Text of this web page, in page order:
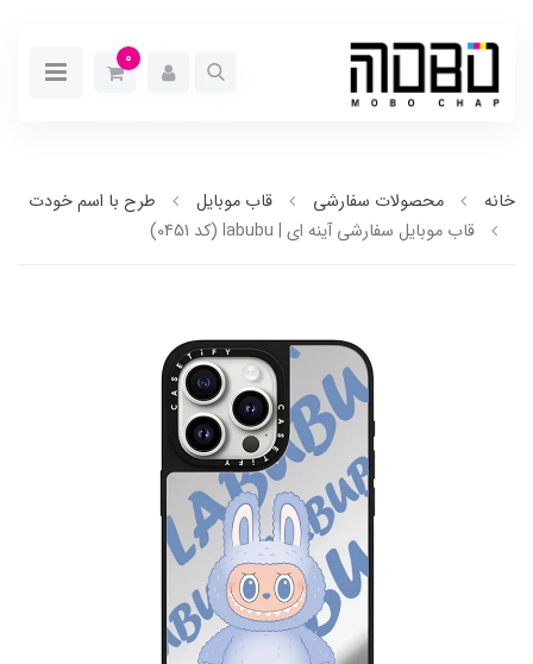
0
خانه محصولات سفارشی قاب موبایل
طرح با اسم خودت
قاب موبایل سفارشی آینه ای | labubu (کد 0451)